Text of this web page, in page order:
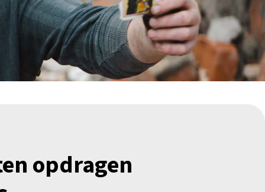
opdragen